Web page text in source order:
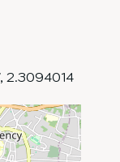
, 2.3094014